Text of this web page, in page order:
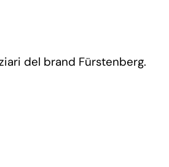
del brand Fürstenberg.